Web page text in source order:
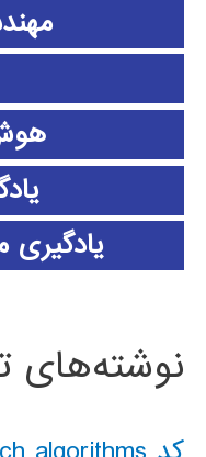
یادگیری
نوشته‌های